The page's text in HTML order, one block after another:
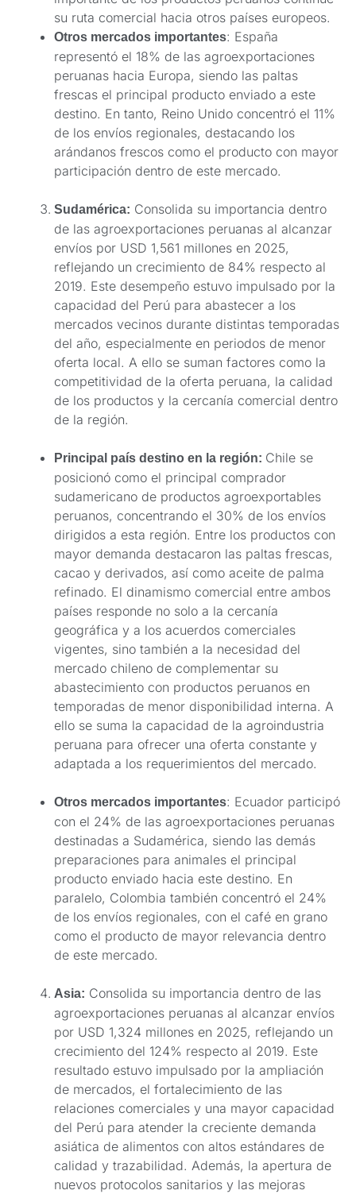
su ruta comercial hacia otros países europeos.
Otros mercados importantes: España
representó el 18% de las agroexportaciones
peruanas hacia Europa, siendo las paltas
frescas el principal producto enviado a este
destino. En tanto, Reino Unido concentró el 11%
de los envíos regionales, destacando los
arándanos frescos como el producto con mayor
participación dentro de este mercado.
Sudamérica: Consolida su importancia dentro
de las agroexportaciones peruanas al alcanzar
envíos por USD 1,561 millones en 2025,
reflejando un crecimiento de 84% respecto al
2019. Este desempeño estuvo impulsado por la
capacidad del Perú para abastecer a los
mercados vecinos durante distintas temporadas
del año, especialmente en periodos de menor
oferta local. A ello se suman factores como la
competitividad de la oferta peruana, la calidad
de los productos y la cercanía comercial dentro
de la región.
Principal país destino en la región: Chile se
posicionó como el principal comprador
sudamericano de productos agroexportables
peruanos, concentrando el 30% de los envíos
dirigidos a esta región. Entre los productos con
mayor demanda destacaron las paltas frescas,
cacao y derivados, así como aceite de palma
refinado. El dinamismo comercial entre ambos
países responde no solo a la cercanía
geográfica y a los acuerdos comerciales
vigentes, sino también a la necesidad del
mercado chileno de complementar su
abastecimiento con productos peruanos en
temporadas de menor disponibilidad interna. A
ello se suma la capacidad de la agroindustria
peruana para ofrecer una oferta constante y
adaptada a los requerimientos del mercado.
Otros mercados importantes: Ecuador participó
con el 24% de las agroexportaciones peruanas
destinadas a Sudamérica, siendo las demás
preparaciones para animales el principal
producto enviado hacia este destino. En
paralelo, Colombia también concentró el 24%
de los envíos regionales, con el café en grano
como el producto de mayor relevancia dentro
de este mercado.
Asia: Consolida su importancia dentro de las
agroexportaciones peruanas al alcanzar envíos
por USD 1,324 millones en 2025, reflejando un
crecimiento del 124% respecto al 2019. Este
resultado estuvo impulsado por la ampliación
de mercados, el fortalecimiento de las
relaciones comerciales y una mayor capacidad
del Perú para atender la creciente demanda
asiática de alimentos con altos estándares de
calidad y trazabilidad. Además, la apertura de
nuevos protocolos sanitarios y las mejoras